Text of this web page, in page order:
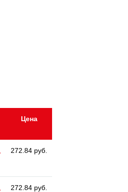
Цена
272.84 руб.
272.84 руб.